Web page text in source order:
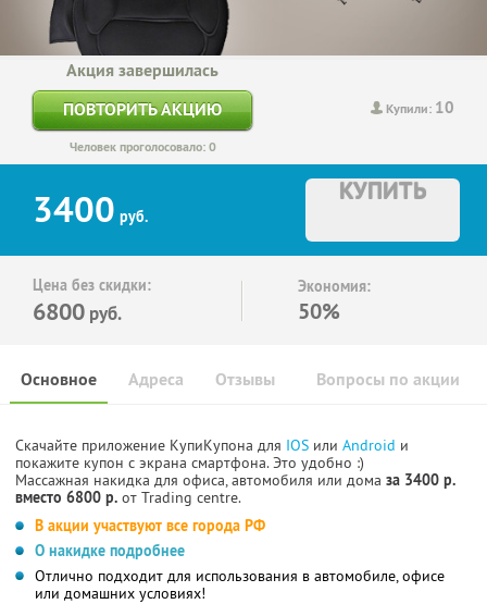
Купили: 10
Акция завершилась
ПОВТОРИТЬ АКЦИЮ
Человек проголосовало: 0
3400 руб.
КУПИТЬ
Цена без скидки:
6800 руб.
Экономия:
50%
Основное Отзывы Вопросы по акции
Адреса
Скачайте приложение КупиКупона для IOS или Android и
покажите купон с экрана смартфона. Это удобно :)
Массажная накидка для офиса, автомобиля или дома за 3400 р.
вместо 6800 р. от Trading centre.
В акции участвуют все города РФ
О накидке подробнее
Отлично подходит для использования в автомобиле, офисе
или домашних условиях!